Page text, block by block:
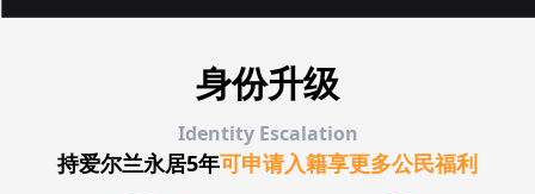
身份升级
Identity Escalation
持爱尔兰永居5年可申请入籍享更多公民福利